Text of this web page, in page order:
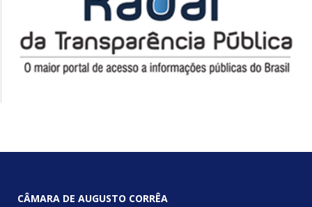
CÂMARA DE AUGUSTO CORRÊA